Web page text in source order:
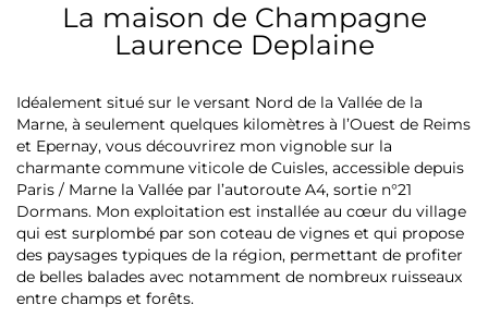
La maison de Champagne
Laurence Deplaine
Idéalement situé sur le versant Nord de la Vallée de la
Marne, à seulement quelques kilomètres à l’Ouest de Reims
et Epernay, vous découvrirez mon vignoble sur la
charmante commune viticole de Cuisles, accessible depuis
Paris / Marne la Vallée par l’autoroute A4, sortie n°21
Dormans. Mon exploitation est installée au cœur du village
qui est surplombé par son coteau de vignes et qui propose
des paysages typiques de la région, permettant de profiter
de belles balades avec notamment de nombreux ruisseaux
entre champs et forêts.